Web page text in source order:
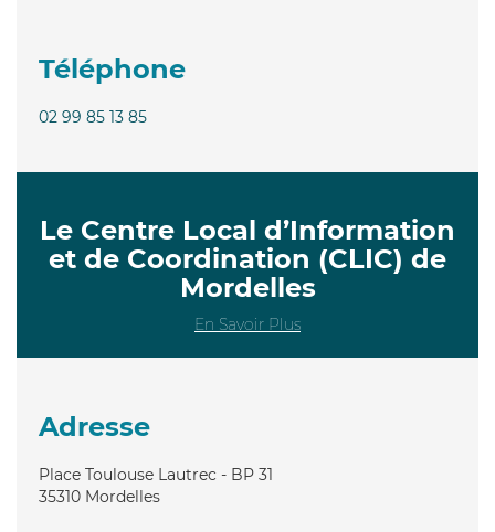
Téléphone
02 99 85 13 85
Le Centre Local d’Information
et de Coordination (CLIC) de
Mordelles
En Savoir Plus
Adresse
Place Toulouse Lautrec - BP 31
35310 Mordelles